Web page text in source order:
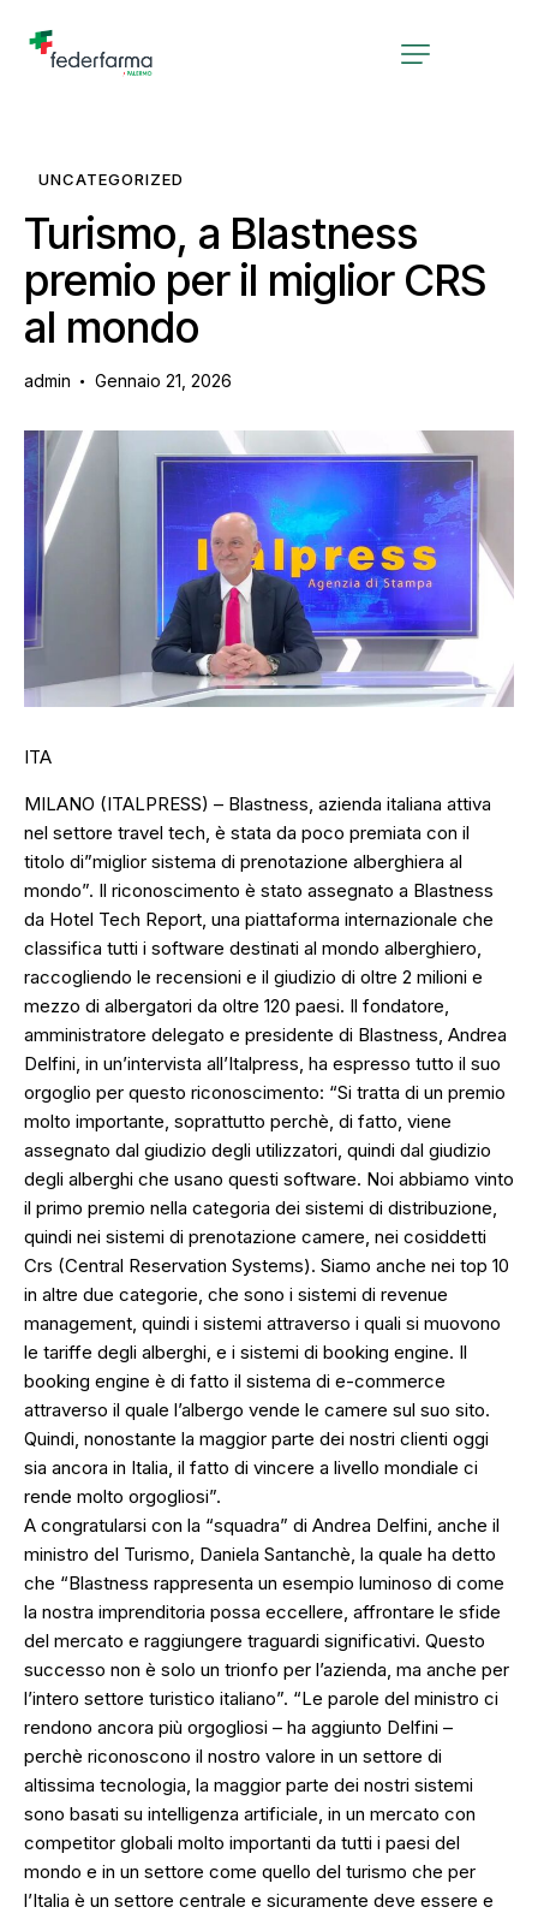
UNCATEGORIZED
Turismo, a Blastness
premio per il miglior CRS
al mondo
admin Gennaio 21, 2026
ITA
MILANO (ITALPRESS) – Blastness, azienda italiana attiva
nel settore travel tech, è stata da poco premiata con il
titolo di”miglior sistema di prenotazione alberghiera al
mondo”. Il riconoscimento è stato assegnato a Blastness
da Hotel Tech Report, una piattaforma internazionale che
classifica tutti i software destinati al mondo alberghiero,
raccogliendo le recensioni e il giudizio di oltre 2 milioni e
mezzo di albergatori da oltre 120 paesi. Il fondatore,
amministratore delegato e presidente di Blastness, Andrea
Delfini, in un’intervista all’Italpress, ha espresso tutto il suo
orgoglio per questo riconoscimento: “Si tratta di un premio
molto importante, soprattutto perchè, di fatto, viene
assegnato dal giudizio degli utilizzatori, quindi dal giudizio
degli alberghi che usano questi software. Noi abbiamo vinto
il primo premio nella categoria dei sistemi di distribuzione,
quindi nei sistemi di prenotazione camere, nei cosiddetti
Crs (Central Reservation Systems). Siamo anche nei top 10
in altre due categorie, che sono i sistemi di revenue
management, quindi i sistemi attraverso i quali si muovono
le tariffe degli alberghi, e i sistemi di booking engine. Il
booking engine è di fatto il sistema di e-commerce
attraverso il quale l’albergo vende le camere sul suo sito.
Quindi, nonostante la maggior parte dei nostri clienti oggi
sia ancora in Italia, il fatto di vincere a livello mondiale ci
rende molto orgogliosi”.
A congratularsi con la “squadra” di Andrea Delfini, anche il
ministro del Turismo, Daniela Santanchè, la quale ha detto
che “Blastness rappresenta un esempio luminoso di come
la nostra imprenditoria possa eccellere, affrontare le sfide
del mercato e raggiungere traguardi significativi. Questo
successo non è solo un trionfo per l’azienda, ma anche per
l’intero settore turistico italiano”. “Le parole del ministro ci
rendono ancora più orgogliosi – ha aggiunto Delfini –
perchè riconoscono il nostro valore in un settore di
altissima tecnologia, la maggior parte dei nostri sistemi
sono basati su intelligenza artificiale, in un mercato con
competitor globali molto importanti da tutti i paesi del
mondo e in un settore come quello del turismo che per
l’Italia è un settore centrale e sicuramente deve essere e